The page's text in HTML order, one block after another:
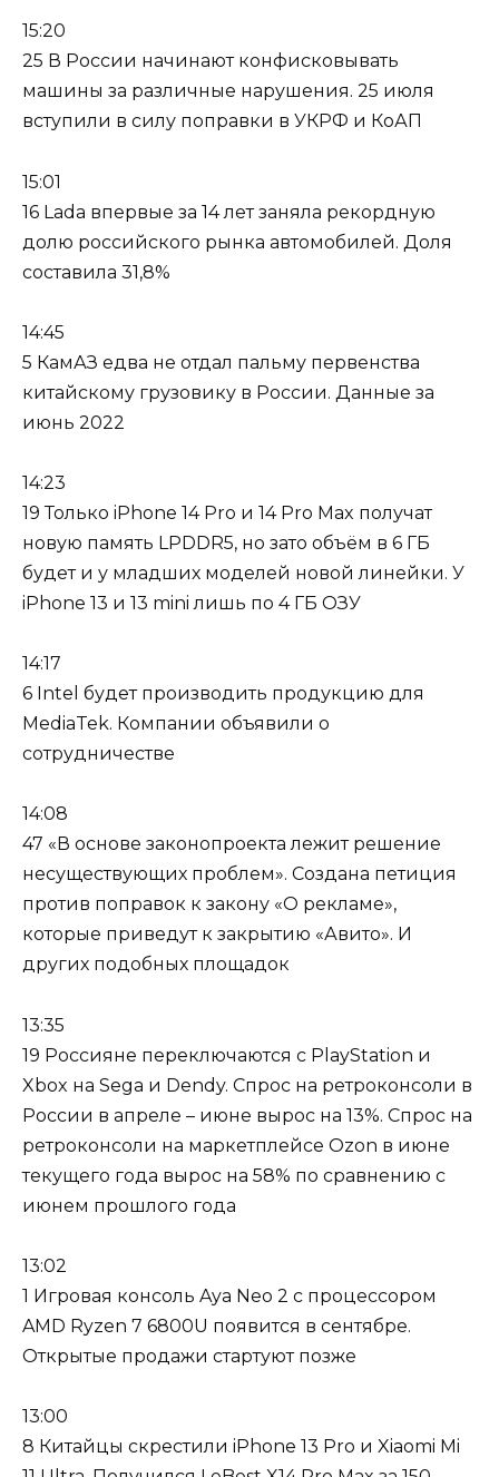
15:20
25 В России начинают конфисковывать
машины за различные нарушения. 25 июля
вступили в силу поправки в УКРФ и КоАП
15:01
16 Lada впервые за 14 лет заняла рекордную
долю российского рынка автомобилей. Доля
составила 31,8%
14:45
5 КамАЗ едва не отдал пальму первенства
китайскому грузовику в России. Данные за
июнь 2022
14:23
19 Только iPhone 14 Pro и 14 Pro Max получат
новую память LPDDR5, но зато объём в 6 ГБ
будет и у младших моделей новой линейки. У
iPhone 13 и 13 mini лишь по 4 ГБ ОЗУ
14:17
6 Intel будет производить продукцию для
MediaTek. Компании объявили о
сотрудничестве
14:08
47 «В основе законопроекта лежит решение
несуществующих проблем». Создана петиция
против поправок к закону «О рекламе»,
которые приведут к закрытию «Авито». И
других подобных площадок
13:35
19 Россияне переключаются с PlayStation и
Xbox на Sega и Dendy. Спрос на ретроконсоли в
России в апреле – июне вырос на 13%. Спрос на
ретроконсоли на маркетплейсе Ozon в июне
текущего года вырос на 58% по сравнению с
июнем прошлого года
13:02
1 Игровая консоль Aya Neo 2 с процессором
AMD Ryzen 7 6800U появится в сентябре.
Открытые продажи стартуют позже
13:00
8 Китайцы скрестили iPhone 13 Pro и Xiaomi Mi